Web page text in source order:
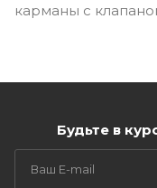
карманы с
Будьте в